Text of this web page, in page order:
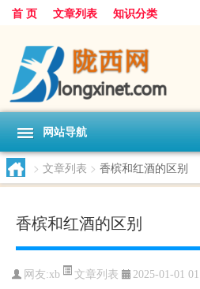
首 页 文章列表 知识分类
网站导航
> 文章列表 > 香槟和红酒的区别
香槟和红酒的区别
网友:xb 文章列表 2025-01-01